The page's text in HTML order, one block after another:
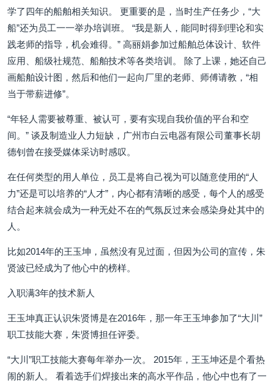
学了四年的船舶相关知识。 更重要的是，当时生产任务少，“大
船”还为员工一一举办培训班。 “我是新人，能同时得到理论和实
践老师的指导，机会难得。” 高丽娟参加过船舶总体设计、软件
应用、船级社规范、船舶技术等各类培训。 除了上课，她还自己
画船舶设计图，然后和他们一起向厂里的老师、师傅请教，“相
当于带薪进修”。
“年轻人需要被尊重、被认可，要有实现自我价值的平台和空
间。” 谈及制造业人力短缺，广州市白云电器有限公司董事长胡
德钊曾在接受媒体采访时感叹。
在任何类型的用人单位，员工是将自己视为可以随意使用的“人
力”还是可以培养的“人才”，内心都有清晰的感受，每个人的感受
结合起来就会成为一种无处不在的气氛反过来会感染身处其中的
人。
比如2014年的王玉坤，虽然没有见过面，但因为公司的宣传，朱
贤波已经成为了他心中的榜样。
入职满3年的技术新人
王玉坤真正认识朱贤博是在2016年，那一年王玉坤参加了“大川”
职工技能大赛，朱贤博担任评委。
“大川”职工技能大赛每年举办一次。 2015年，王玉坤还是个看热
闹的新人。 看着选手们焊接出来的高水平作品，他心中也有了一